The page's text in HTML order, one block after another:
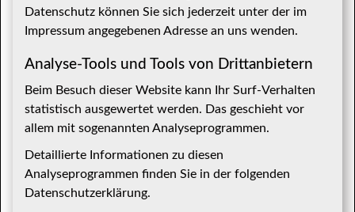
Datenschutz können Sie sich jederzeit unter der im
Impressum angegebenen Adresse an uns wenden.
Analyse-Tools und Tools von Dritt­anbietern
Beim Besuch dieser Website kann Ihr Surf-Verhalten
statistisch ausgewertet werden. Das geschieht vor
allem mit sogenannten Analyseprogrammen.
Detaillierte Informationen zu diesen
Analyseprogrammen finden Sie in der folgenden
Datenschutzerklärung.